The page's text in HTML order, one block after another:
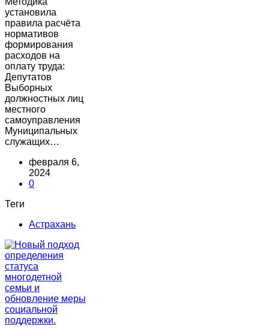
установила
правила расчёта
нормативов
формирования
расходов на
оплату труда:
Депутатов
Выборных
должностных лиц
местного
самоуправления
Муниципальных
служащих…
февраля 6,
2024
0
Теги
Астрахань